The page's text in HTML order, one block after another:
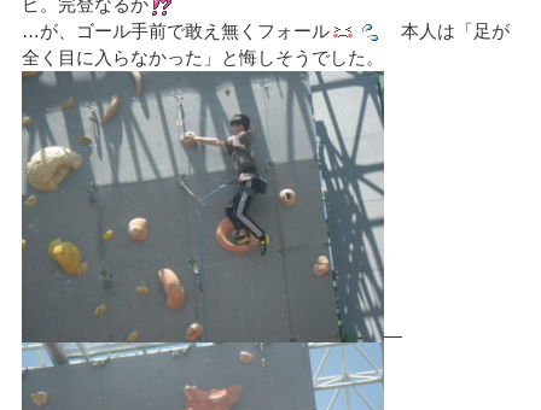
ピ。完登なるか
…が、ゴール手前で敢え無くフォール
本人は「足が
全く目に入らなかった」と悔しそうでした。